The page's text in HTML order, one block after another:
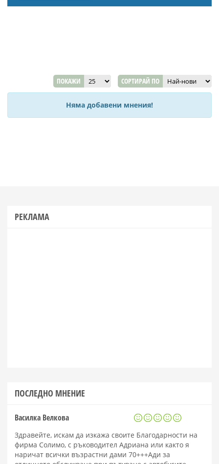
ПОКАЖИ СОРТИРАЙ ПО
Няма добавени мнения!
РЕКЛАМА
ПОСЛЕДНО МНЕНИЕ
Василка Велкова
Здравейте, искам да изкажа своите Благодарности на
фирма Солимо, с ръководител Адриана или както я
наричат всички възрастни дами 70+++Ади за